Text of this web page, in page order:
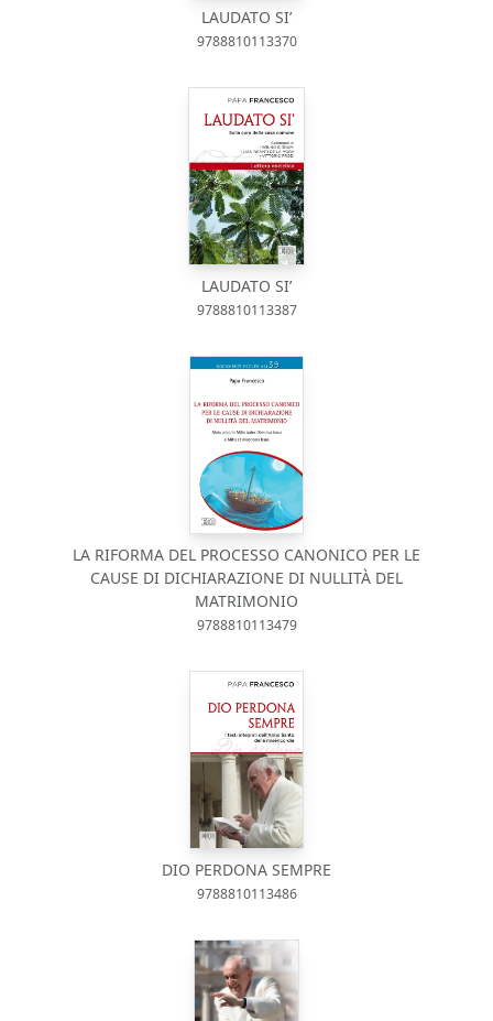
LAUDATO SI’
9788810113370
LAUDATO SI’
9788810113387
LA RIFORMA DEL PROCESSO CANONICO PER LE
CAUSE DI DICHIARAZIONE DI NULLITÀ DEL
MATRIMONIO
9788810113479
DIO PERDONA SEMPRE
9788810113486